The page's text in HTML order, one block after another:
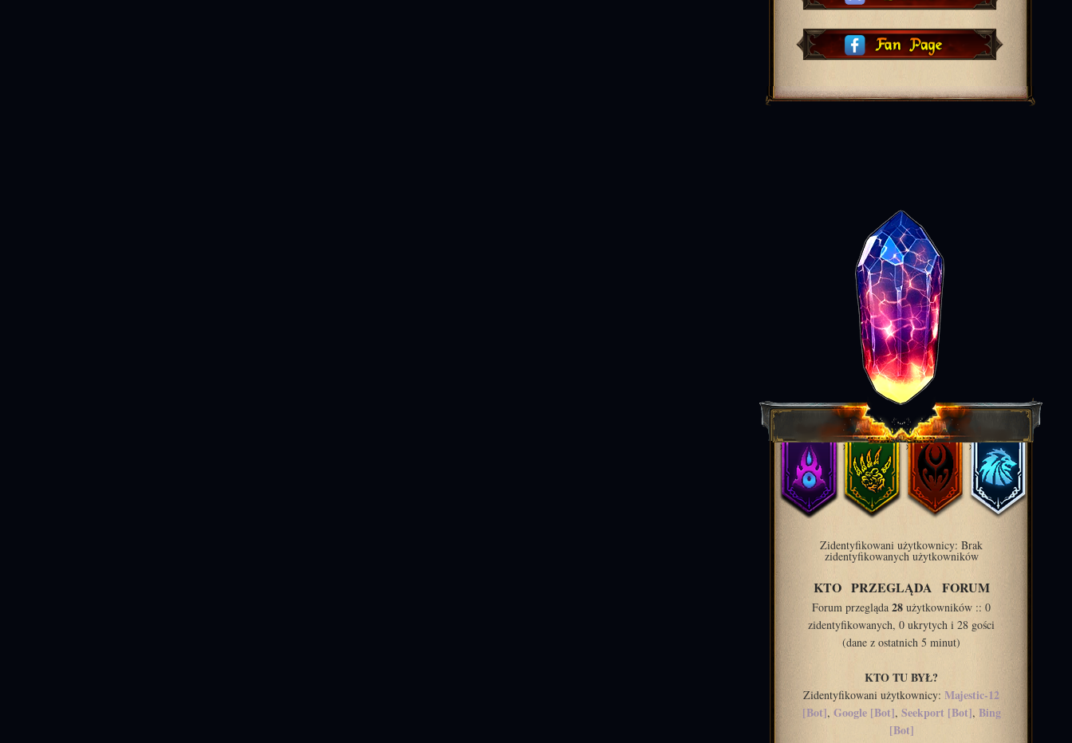
Zidentyfikowani użytkownicy: Brak
zidentyfikowanych użytkowników
KTO PRZEGLĄDA FORUM
Forum przegląda 28 użytkowników :: 0
zidentyfikowanych, 0 ukrytych i 28 gości
(dane z ostatnich 5 minut)
KTO TU BYŁ?
Zidentyfikowani użytkownicy: Majestic-12
[Bot], Google [Bot], Seekport [Bot], Bing
[Bot]